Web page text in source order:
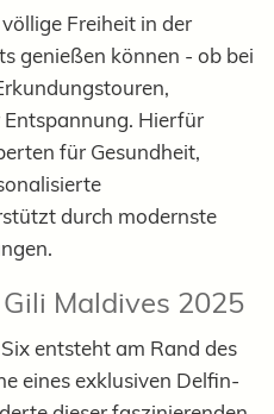
Freiheit in der
genießen können - ob bei
Hierfür
für Gesundheit,
durch modernste
Maldives 2025
entsteht am Rand des
eines exklusiven Delfin-